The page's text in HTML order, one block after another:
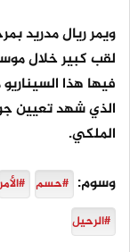
ويمر ريال مدريد
لقب كبير خلال
الذي شهد تعيين
الملكي.
وسوم: #حسم #الأمر
#الرحيل